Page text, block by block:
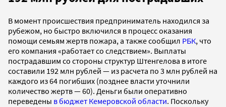
В момент происшествия предприниматель находился за
рубежом, но быстро включился в процесс оказания
помощи семьям жертв пожара, а также сообщил РБК, что
его компания «работает со следствием». Выплаты
пострадавшим со стороны структур Штенгелова в итоге
составили 192 млн рублей — из расчета по 3 млн рублей на
каждого из 64 погибших (позднее власти уточнили
количество жертв — 60). Деньги были оперативно
переведены в бюджет Кемеровской области. Поскольку